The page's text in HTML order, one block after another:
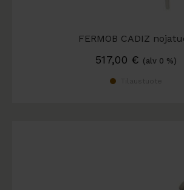
FERMOB CADIZ
517,00 € (alv 0 %)